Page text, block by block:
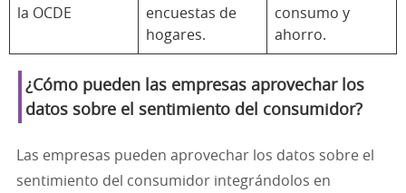
la OCDE
encuestas de
hogares.
consumo y
ahorro.
¿Cómo pueden las empresas aprovechar los
datos sobre el sentimiento del consumidor?
Las empresas pueden aprovechar los datos sobre el
sentimiento del consumidor integrándolos en